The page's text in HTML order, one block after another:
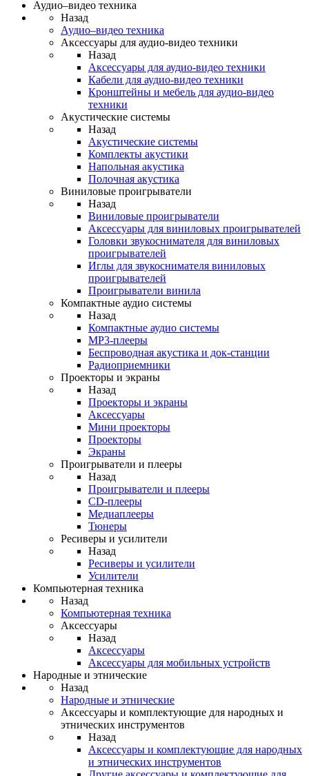
Аудио–видео техника
Назад
Аудио–видео техника
Аксессуары для аудио-видео техники
Назад
Аксессуары для аудио-видео техники
Кабели для аудио-видео техники
Кронштейны и мебель для аудио-видео
техники
Акустические системы
Назад
Акустические системы
Комплекты акустики
Напольная акустика
Полочная акустика
Виниловые проигрыватели
Назад
Виниловые проигрыватели
Аксессуары для виниловых проигрывателей
Головки звукоснимателя для виниловых
проигрывателей
Иглы для звукоснимателя виниловых
проигрывателей
Проигрыватели винила
Компактные аудио системы
Назад
Компактные аудио системы
MP3-плееры
Беспроводная акустика и док-станции
Радиоприемники
Проекторы и экраны
Назад
Проекторы и экраны
Аксессуары
Мини проекторы
Проекторы
Экраны
Проигрыватели и плееры
Назад
Проигрыватели и плееры
CD-плееры
Медиаплееры
Тюнеры
Ресиверы и усилители
Назад
Ресиверы и усилители
Усилители
Компьютерная техника
Назад
Компьютерная техника
Аксессуары
Назад
Аксессуары
Аксессуары для мобильных устройств
Народные и этнические
Назад
Народные и этнические
Аксессуары и комплектующие для народных и
этнических инструментов
Назад
Аксессуары и комплектующие для народных
и этнических инструментов